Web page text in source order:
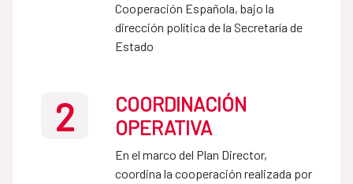
Cooperación Española, bajo la
dirección política de la Secretaría de
Estado
2
COORDINACIÓN
OPERATIVA
En el marco del Plan Director,
coordina la cooperación realizada por